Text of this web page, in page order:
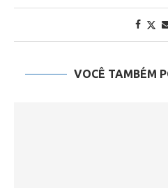
VOCÊ TAMBÉM